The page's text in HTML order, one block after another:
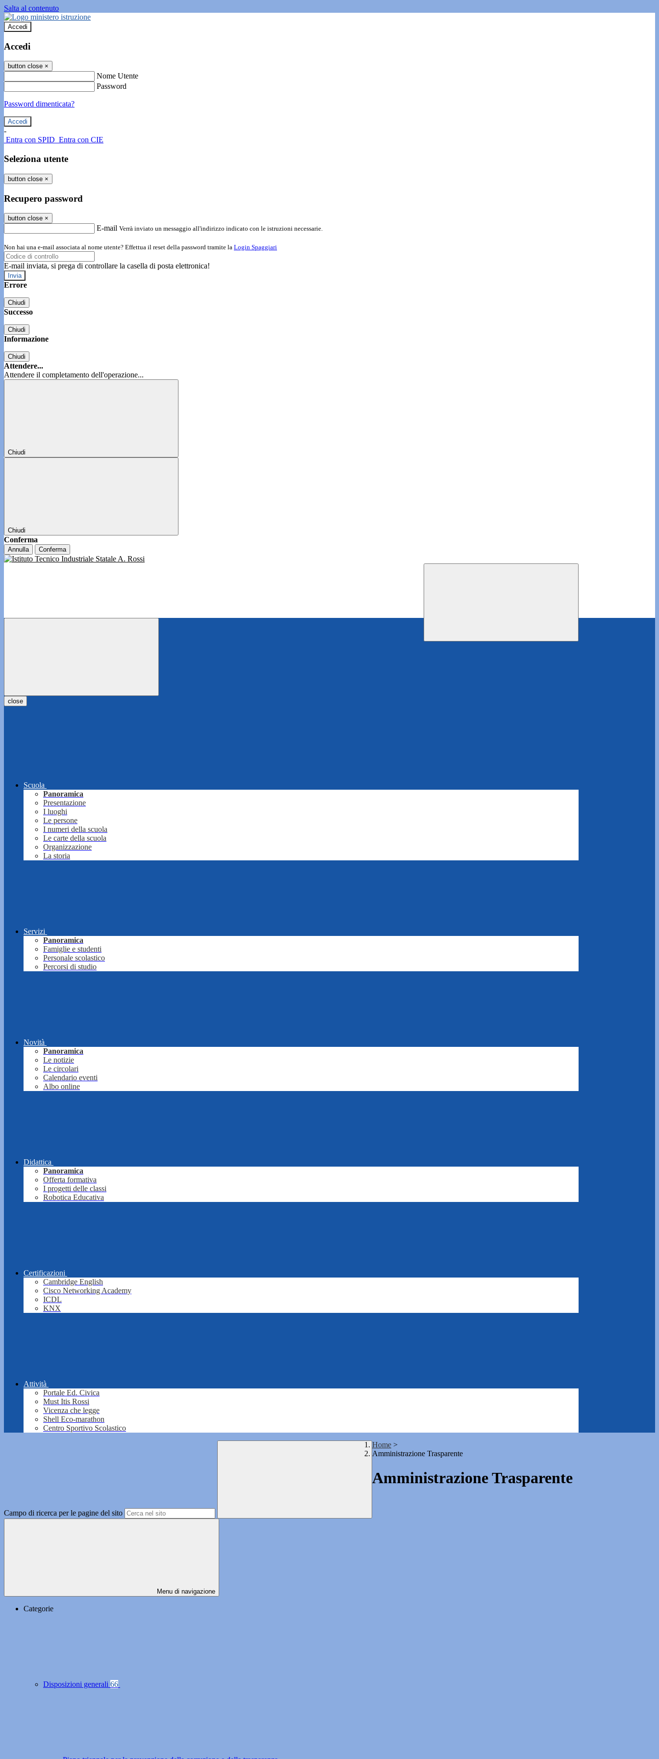
Salta al contenuto
Accedi
Accedi
button close ×
Nome Utente
Password
Password dimenticata?
-
Entra con SPID Entra con CIE
Seleziona utente
button close ×
Recupero password
button close ×
E-mail Verrà inviato un messaggio all'indirizzo indicato con le istruzioni necessarie.
Non hai una e-mail associata al nome utente? Effettua il reset della password tramite la Login Spaggiari
E-mail inviata, si prega di controllare la casella di posta elettronica!
Errore
Chiudi
Successo
Chiudi
Informazione
Chiudi
Attendere...
Attendere il completamento dell'operazione...
Chiudi
Chiudi
Conferma
Annulla Conferma
close
Scuola
Panoramica
Presentazione
I luoghi
Le persone
I numeri della scuola
Le carte della scuola
Organizzazione
La storia
Servizi
Panoramica
Famiglie e studenti
Personale scolastico
Percorsi di studio
Novità
Panoramica
Le notizie
Le circolari
Calendario eventi
Albo online
Didattica
Panoramica
Offerta formativa
I progetti delle classi
Robotica Educativa
Certificazioni
Cambridge English
Cisco Networking Academy
ICDL
KNX
Attività
Portale Ed. Civica
Must Itis Rossi
Vicenza che legge
Shell Eco-marathon
Centro Sportivo Scolastico
Campo di ricerca per le pagine del sito
Home >
Amministrazione Trasparente
Amministrazione Trasparente
Menu di navigazione
Categorie
Disposizioni generali 66